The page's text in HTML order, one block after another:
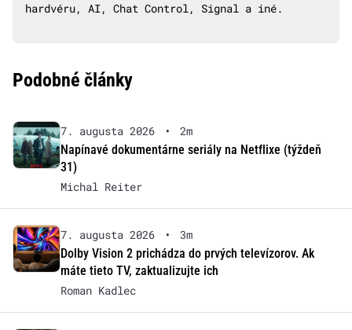
hardvéru, AI, Chat Control, Signal a iné.
Podobné články
7. augusta 2026 •
2m
Napínavé dokumentárne seriály na Netflixe (týždeň
31)
Michal Reiter
7. augusta 2026 •
3m
Dolby Vision 2 prichádza do prvých televízorov. Ak
máte tieto TV, zaktualizujte ich
Roman Kadlec